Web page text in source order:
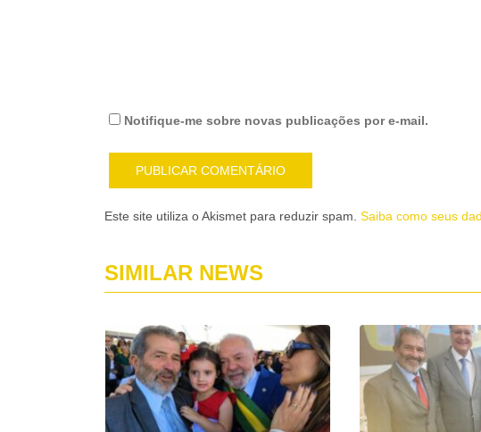
Notifique-me sobre novas publicações por e-mail.
Este site utiliza o Akismet para reduzir spam. Saiba como seus
SIMILAR NEWS